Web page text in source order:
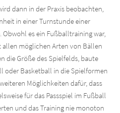
dann in der Praxis beobachten,
in einer Turnstunde einer
es ein Fußballtraining war,
möglichen Arten von Bällen
die Größe des Spielfelds, baute
oder Basketball in die Spielformen
Möglichkeiten dafür, dass
für das Passspiel im Fußball
und das Training nie monoton